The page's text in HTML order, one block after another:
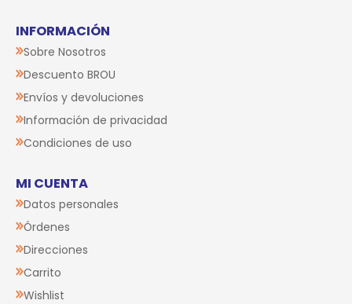
INFORMACIÓN
Sobre Nosotros
Descuento BROU
Envíos y devoluciones
Información de privacidad
Condiciones de uso
MI CUENTA
Datos personales
Órdenes
Direcciones
Carrito
Wishlist